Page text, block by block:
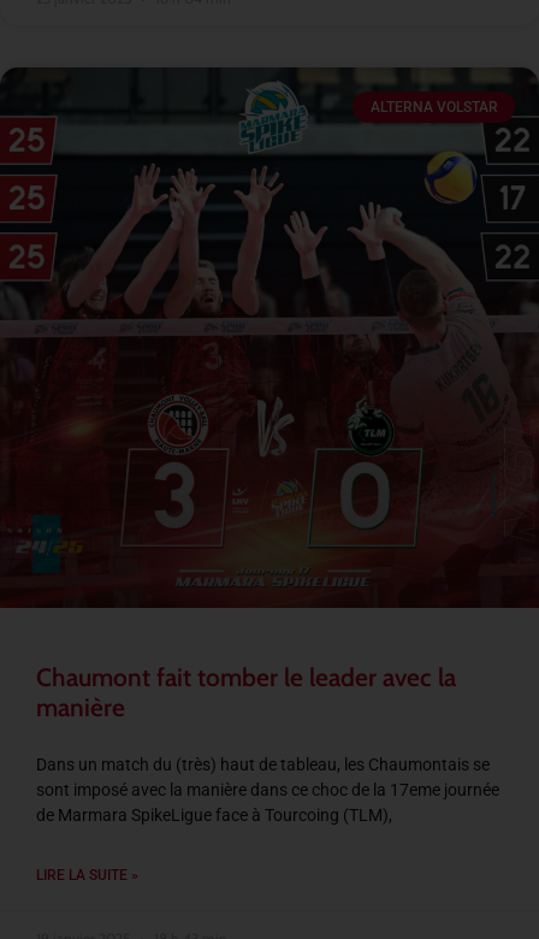
ALTERNA VOLSTAR
Chaumont fait tomber le leader avec la
manière
Dans un match du (très) haut de tableau, les Chaumontais se
sont imposé avec la manière dans ce choc de la 17eme journée
de Marmara SpikeLigue face à Tourcoing (TLM),
LIRE LA SUITE »